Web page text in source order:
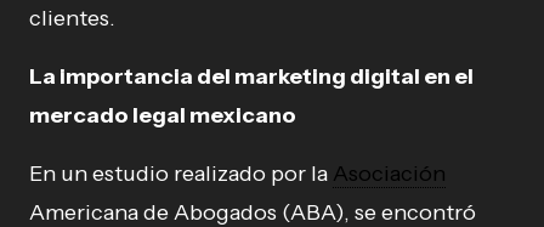
clientes.
La importancia del marketing digital en el
mercado legal mexicano
En un estudio realizado por la Asociación
Americana de Abogados (ABA), se encontró